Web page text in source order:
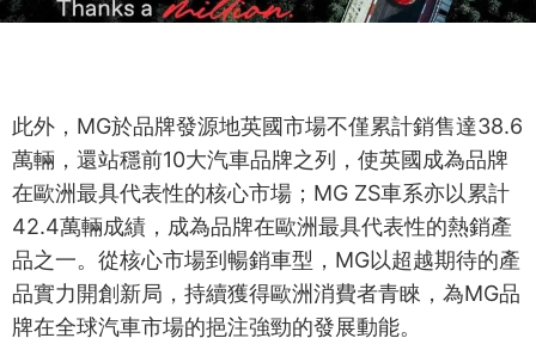
此外，MG於品牌發源地英國市場不僅累計銷售達38.6
萬輛，還站穩前10大汽車品牌之列，使英國成為品牌
在歐洲最具代表性的核心市場；MG ZS車系亦以累計
42.4萬輛成績，成為品牌在歐洲最具代表性的熱銷產
品之一。從核心市場到暢銷車型，MG以超越期待的產
品實力開創新局，持續獲得歐洲消費者青睞，為MG品
牌在全球汽車市場的挹注強勁的發展動能。